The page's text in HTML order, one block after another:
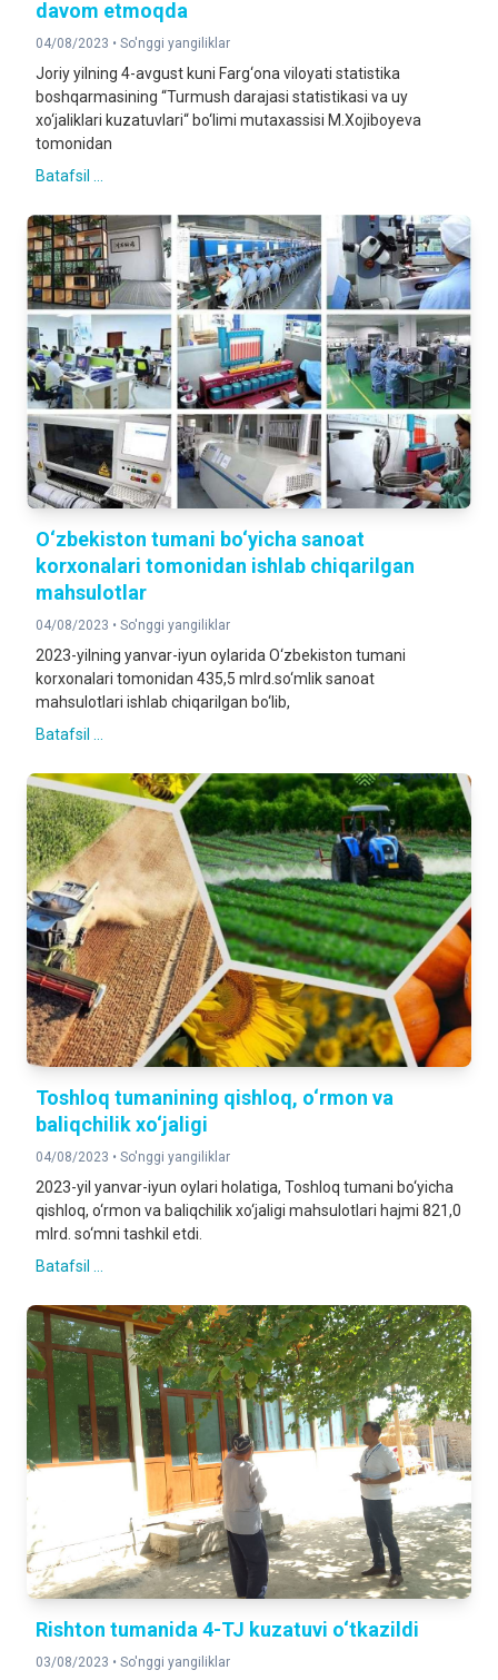
davom etmoqda
04/08/2023 • So'nggi yangiliklar
Joriy yilning 4-avgust kuni Farg‘ona viloyati statistika
boshqarmasining “Turmush darajasi statistikasi va uy
xo‘jaliklari kuzatuvlari“ bo‘limi mutaxassisi M.Xojiboyeva
tomonidan
Batafsil ...
O‘zbekiston tumani bo‘yicha sanoat
korxonalari tomonidan ishlab chiqarilgan
mahsulotlar
04/08/2023 • So'nggi yangiliklar
2023-yilning yanvar-iyun oylarida O‘zbekiston tumani
korxonalari tomonidan 435,5 mlrd.so‘mlik sanoat
mahsulotlari ishlab chiqarilgan bo‘lib,
Batafsil ...
Toshloq tumanining qishloq, o‘rmon va
baliqchilik xo‘jaligi
04/08/2023 • So'nggi yangiliklar
2023-yil yanvar-iyun oylari holatiga, Toshloq tumani bo‘yicha
qishloq, o‘rmon va baliqchilik xo‘jaligi mahsulotlari hajmi 821,0
mlrd. so‘mni tashkil etdi.
Batafsil ...
Rishton tumanida 4-TJ kuzatuvi o‘tkazildi
03/08/2023 • So'nggi yangiliklar